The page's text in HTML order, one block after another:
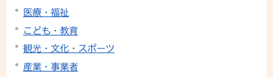
医療・福祉
こども・教育
観光・文化・スポーツ
産業・事業者